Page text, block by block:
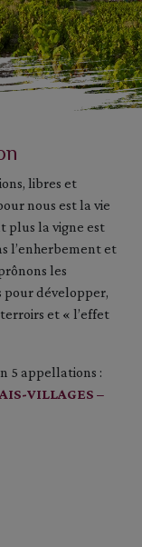
libres et
nous est la vie
plus la vigne est
l’enherbement et
les
développer,
et « l’effet
5 appellations :
VILLAGES –